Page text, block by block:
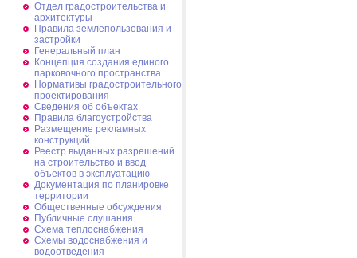
Отдел градостроительства и
архитектуры
Правила землепользования и
застройки
Генеральный план
Концепция создания единого
парковочного пространства
Нормативы градостроительного
проектирования
Сведения об объектах
Правила благоустройства
Размещение рекламных
конструкций
Реестр выданных разрешений
на строительство и ввод
объектов в эксплуатацию
Документация по планировке
территории
Общественные обсуждения
Публичные слушания
Схема теплоснабжения
Схемы водоснабжения и
водоотведения